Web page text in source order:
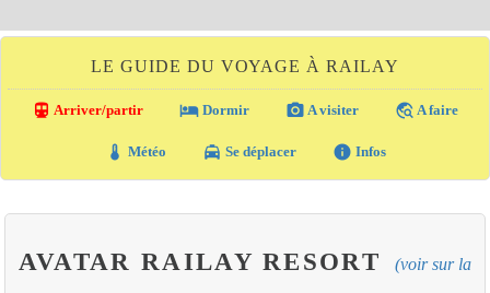
LE GUIDE DU VOYAGE À RAILAY
directions_transit Arriver/partir local_hotel Dormir photo_camera A visiter travel_explore A faire
thermostat Météo local_taxi Se déplacer info Infos
AVATAR RAILAY RESORT (voir sur la